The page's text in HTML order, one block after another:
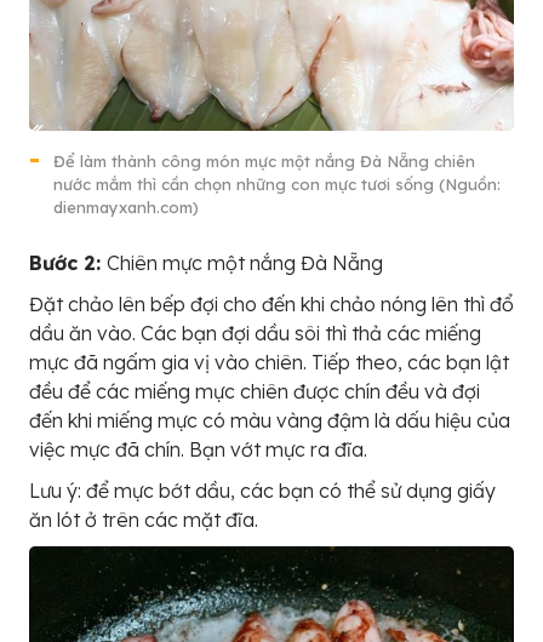
Để làm thành công món mực một nắng Đà Nẵng chiên
nước mắm thì cần chọn những con mực tươi sống (Nguồn:
dienmayxanh.com)
Bước 2: Chiên mực một nắng Đà Nẵng
Đặt chảo lên bếp đợi cho đến khi chảo nóng lên thì đổ
dầu ăn vào. Các bạn đợi dầu sôi thì thả các miếng
mực đã ngấm gia vị vào chiên. Tiếp theo, các bạn lật
đều để các miếng mực chiên được chín đều và đợi
đến khi miếng mực có màu vàng đậm là dấu hiệu của
việc mực đã chín. Bạn vớt mực ra đĩa.
Lưu ý: để mực bớt dầu, các bạn có thể sử dụng giấy
ăn lót ở trên các mặt đĩa.